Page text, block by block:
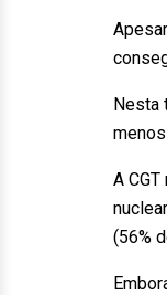
Nesta
A
(56%